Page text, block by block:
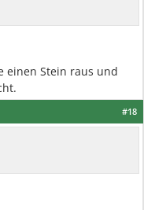
einen Stein raus und
#18